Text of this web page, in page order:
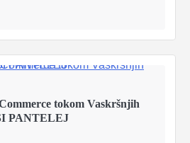
tokom Vaskršnjih
PANTELEJ